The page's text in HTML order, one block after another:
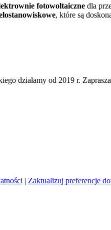
fotowoltaiczne dla
, które są
działamy od 2019 r.
| Zaktualizuj preferencje